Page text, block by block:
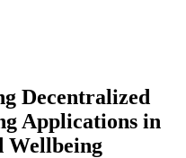
Decentralized
Applications in
Wellbeing